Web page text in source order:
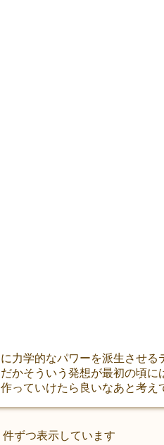
力学的なパワーを派生させ
かそういう発想が最初の頃
っていけたら良いなあと考え
件ずつ表示しています